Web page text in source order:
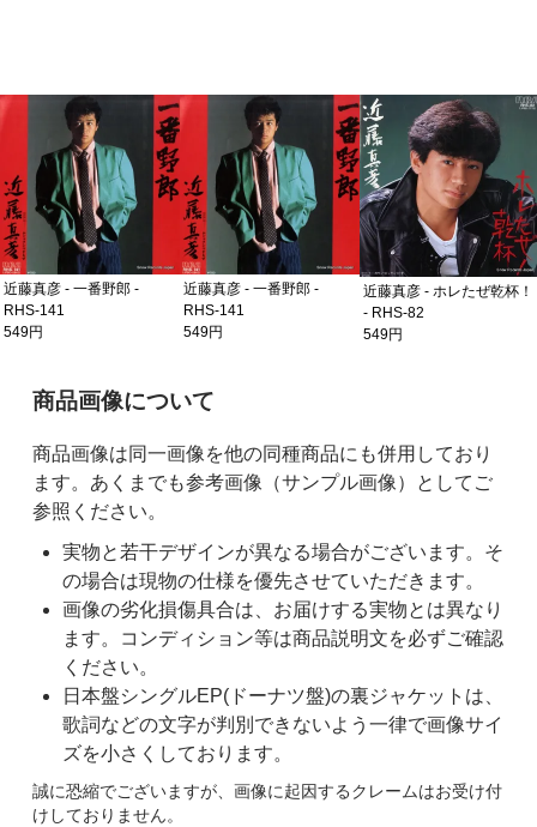
近藤真彦 - 一番野郎 -
RHS-141
549円
近藤真彦 - 一番野郎 -
RHS-141
549円
近藤真彦 - ホレたぜ乾杯！
- RHS-82
549円
ご購入前の注意事項
商品画像について
商品画像は同一画像を他の同種商品にも併用しており
ます。あくまでも参考画像（サンプル画像）としてご
参照ください。
実物と若干デザインが異なる場合がございます。そ
の場合は現物の仕様を優先させていただきます。
画像の劣化損傷具合は、お届けする実物とは異なり
ます。コンディション等は商品説明文を必ずご確認
ください。
日本盤シングルEP(ドーナツ盤)の裏ジャケットは、
歌詞などの文字が判別できないよう一律で画像サイ
ズを小さくしております。
誠に恐縮でございますが、画像に起因するクレームはお受け付
けしておりません。